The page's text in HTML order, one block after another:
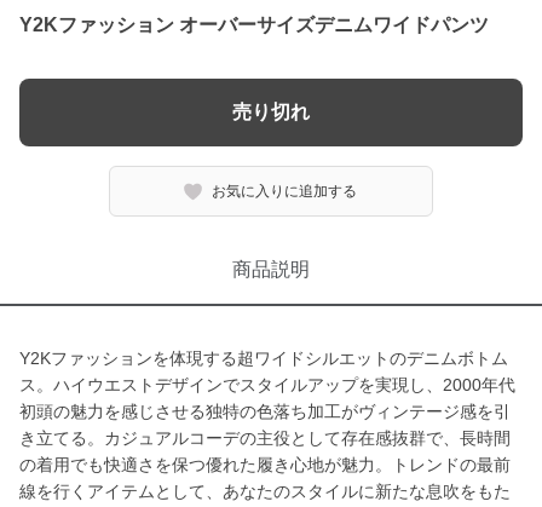
Y2Kファッション オーバーサイズデニムワイドパンツ
売り切れ
お気に入りに追加する
商品説明
Y2Kファッションを体現する超ワイドシルエットのデニムボトム
ス。ハイウエストデザインでスタイルアップを実現し、2000年代
初頭の魅力を感じさせる独特の色落ち加工がヴィンテージ感を引
き立てる。カジュアルコーデの主役として存在感抜群で、長時間
の着用でも快適さを保つ優れた履き心地が魅力。トレンドの最前
線を行くアイテムとして、あなたのスタイルに新たな息吹をもた